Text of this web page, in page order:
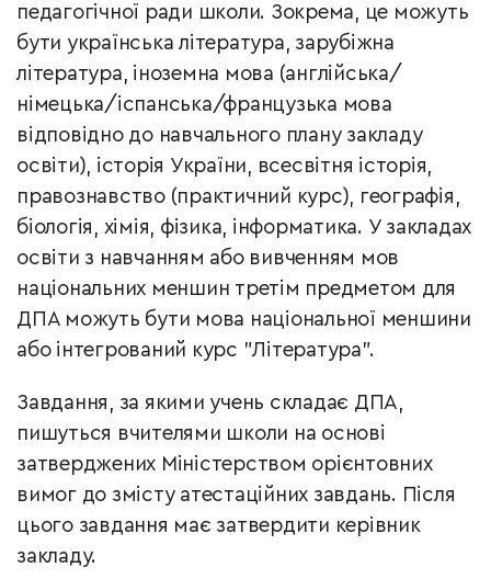
педагогічної ради школи. Зокрема, це можуть
бути українська література, зарубіжна
література, іноземна мова (англійська/
німецька/іспанська/французька мова
відповідно до навчального плану закладу
освіти), історія України, всесвітня історія,
правознавство (практичний курс), географія,
біологія, хімія, фізика, інформатика. У закладах
освіти з навчанням або вивченням мов
національних меншин третім предметом для
ДПА можуть бути мова національної меншини
або інтегрований курс "Література".
Завдання, за якими учень складає ДПА,
пишуться вчителями школи на основі
затверджених Міністерством орієнтовних
вимог до змісту атестаційних завдань. Після
цього завдання має затвердити керівник
закладу.